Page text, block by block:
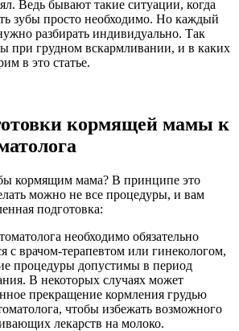
Ведь бывают такие ситуации, когда
зубы просто необходимо. Но каждый
разбирать индивидуально. Так
при грудном вскармливании, и в каких
в это статье.
кормящей мамы к
кормящим мама? В принципе это
можно не все процедуры, и вам
подготовка:
необходимо обязательно
с врачом-терапевтом или гинекологом,
процедуры допустимы в период
В некоторых случаях может
прекращение кормления грудью
чтобы избежать возможного
лекарств на молоко.